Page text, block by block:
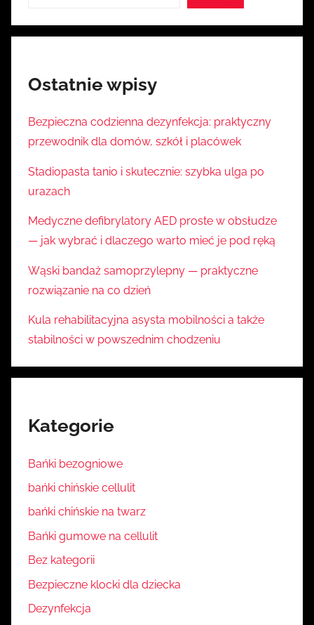
Ostatnie wpisy
Bezpieczna codzienna dezynfekcja: praktyczny
przewodnik dla domów, szkół i placówek
Stadiopasta tanio i skutecznie: szybka ulga po
urazach
Medyczne defibrylatory AED proste w obsłudze
— jak wybrać i dlaczego warto mieć je pod ręką
Wąski bandaż samoprzylepny — praktyczne
rozwiązanie na co dzień
Kula rehabilitacyjna asysta mobilności a także
stabilności w powszednim chodzeniu
Kategorie
Bańki bezogniowe
bańki chińskie cellulit
bańki chińskie na twarz
Bańki gumowe na cellulit
Bez kategorii
Bezpieczne klocki dla dziecka
Dezynfekcja